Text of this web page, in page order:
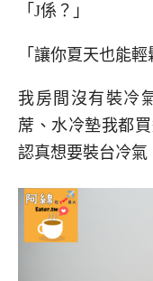
「J係？」
「讓你夏天也能
我房間沒有裝冷
蓆、水冷墊我都
認真想要裝台冷氣